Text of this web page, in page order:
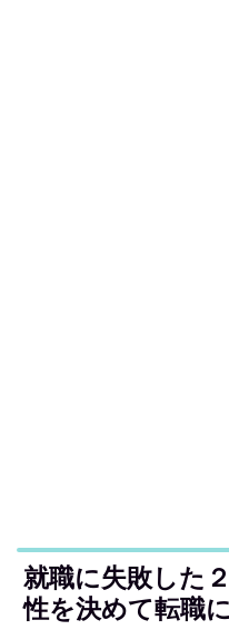
就職に失敗した
性を決めて転職